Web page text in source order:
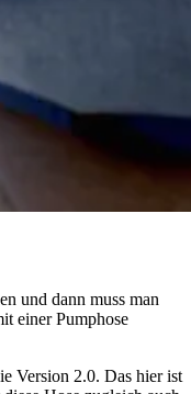
und dann muss man
einer Pumphose
Version 2.0. Das hier ist